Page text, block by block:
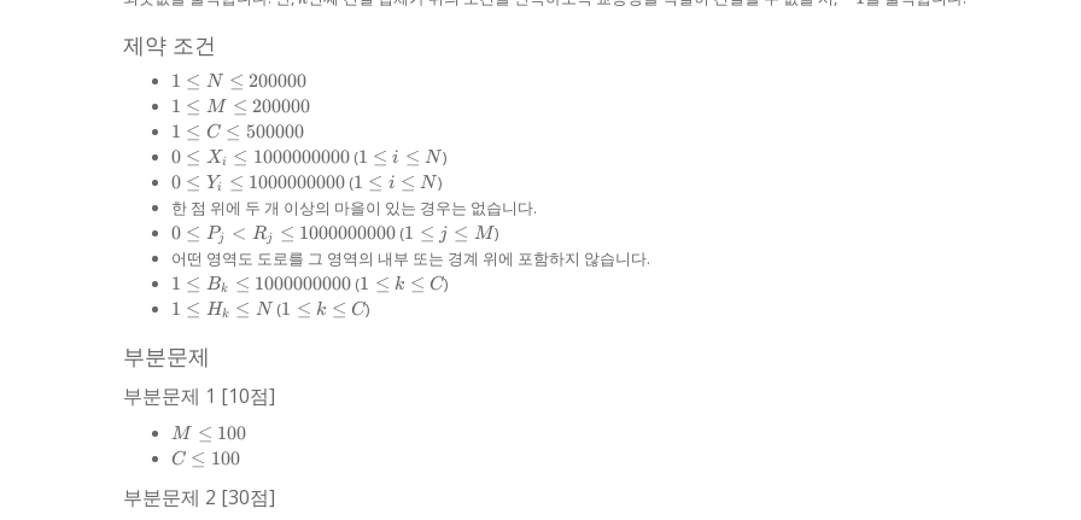
k
제약 조건
1
\le
N
\le
200
000
1 ≤ N ≤ 200000
1
\le
M
\le
200
000
1 ≤ M ≤ 200000
1
\le
C
\le
500
000
1 ≤ C ≤ 500000
0 \le
X_{i}
\le 1
000
000
000
0 ≤ Xi ≤ 1000000000(1
\le
i
\le
N
1 ≤ i ≤ N)
0 \le
Y_{i}
\le 1
000
000
000
0 ≤ Yi ≤ 1000000000(1
\le
i
\le
N
1 ≤ i ≤ N)
한 점 위에 두 개 이상의 마을이 있는 경우는 없습니다.
0 \le
P_{j}
<
R_{j}
\le 1
000
000
0 ≤ Pj < Rj ≤ 1000000000 (1
\le
\le
1 ≤ j ≤ M)
어떤 영역도 도로를 그 영역의 내부 또는 경계 위에 포함하지 않습니다.
1 \le
B_{k}
\le 1
000
000
000
1 ≤ Bk ≤ 1000000000 (1
\le
1 ≤ k ≤ C)
1 \le
\le N
1 ≤ Hk ≤ N (11 ≤ k ≤ C)
부분문제
부분문제 1 [10점]
M
\le
100
M ≤ 100
C
100
C ≤ 100
부분문제 2 [30점]